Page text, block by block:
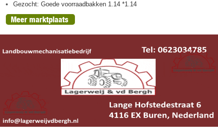
Gezocht: Goede voorraadbakken 1.14 *1.14
Meer marktplaats